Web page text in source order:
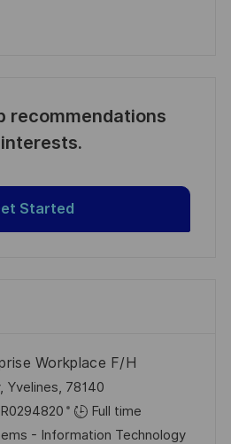
recommendations
Started
Workplace F/H
Yvelines, 78140
R0294820
Full time
- Information Technology